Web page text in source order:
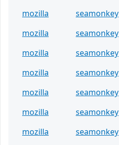
mozilla
seamonkey
mozilla
seamonkey
mozilla
seamonkey
mozilla
seamonkey
mozilla
seamonkey
mozilla
seamonkey
mozilla
seamonkey